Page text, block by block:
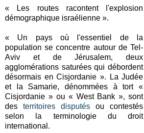
« Les routes racontent l'explosion
démographique israélienne ».
« Un pays où l'essentiel de la
population se concentre autour de Tel-
Aviv et de Jérusalem, deux
agglomérations saturées qui débordent
désormais en Cisjordanie ». La Judée
et la Samarie, dénommées à tort «
Cisjordanie » ou « West Bank », sont
desterritoires disputés ou contestés
selon la terminologie du droit
international.